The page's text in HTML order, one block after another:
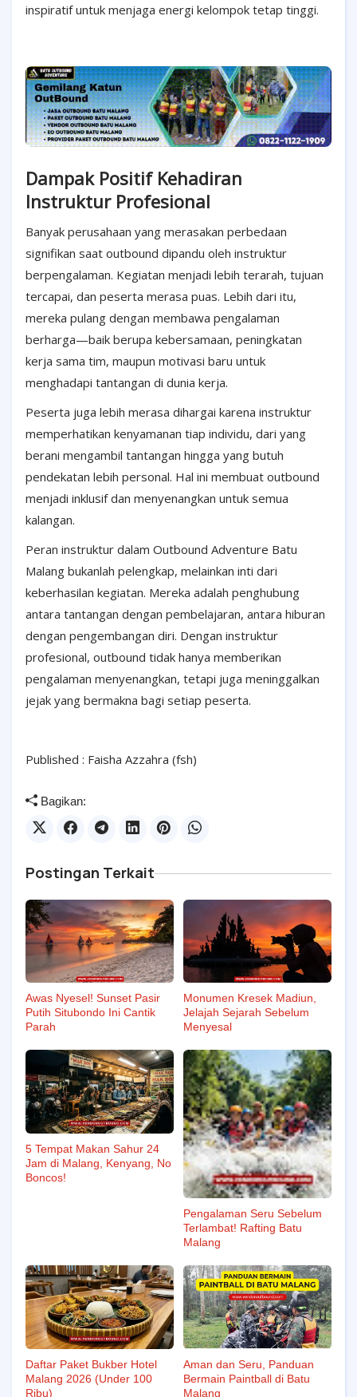
inspiratif untuk menjaga energi kelompok tetap tinggi.
Dampak Positif Kehadiran
Instruktur Profesional
Banyak perusahaan yang merasakan perbedaan
signifikan saat outbound dipandu oleh instruktur
berpengalaman. Kegiatan menjadi lebih terarah, tujuan
tercapai, dan peserta merasa puas. Lebih dari itu,
mereka pulang dengan membawa pengalaman
berharga—baik berupa kebersamaan, peningkatan
kerja sama tim, maupun motivasi baru untuk
menghadapi tantangan di dunia kerja.
Peserta juga lebih merasa dihargai karena instruktur
memperhatikan kenyamanan tiap individu, dari yang
berani mengambil tantangan hingga yang butuh
pendekatan lebih personal. Hal ini membuat outbound
menjadi inklusif dan menyenangkan untuk semua
kalangan.
Peran instruktur dalam Outbound Adventure Batu
Malang bukanlah pelengkap, melainkan inti dari
keberhasilan kegiatan. Mereka adalah penghubung
antara tantangan dengan pembelajaran, antara hiburan
dengan pengembangan diri. Dengan instruktur
profesional, outbound tidak hanya memberikan
pengalaman menyenangkan, tetapi juga meninggalkan
jejak yang bermakna bagi setiap peserta.
Published : Faisha Azzahra (fsh)
Bagikan:
Postingan Terkait
Awas Nyesel! Sunset Pasir
Putih Situbondo Ini Cantik
Parah
Monumen Kresek Madiun,
Jelajah Sejarah Sebelum
Menyesal
5 Tempat Makan Sahur 24
Jam di Malang, Kenyang, No
Boncos!
Pengalaman Seru Sebelum
Terlambat! Rafting Batu
Malang
Daftar Paket Bukber Hotel
Malang 2026 (Under 100
Ribu)
Aman dan Seru, Panduan
Bermain Paintball di Batu
Malang